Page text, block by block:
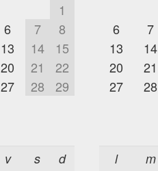
1
6 7
8
13 14
15
20 21
22
27 28
29
6
7
13
14
20
21
27
28
v s d l m